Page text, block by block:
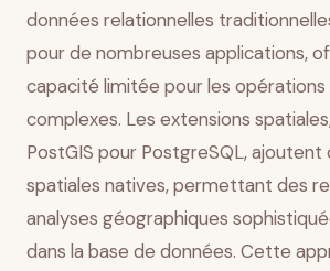
données relationnelles
pour de nombreuses applications,
capacité limitée pour les opérations
complexes. Les extensions
PostGIS pour PostgreSQL,
spatiales natives, permettant des
analyses géographiques
dans la base de données. Cette